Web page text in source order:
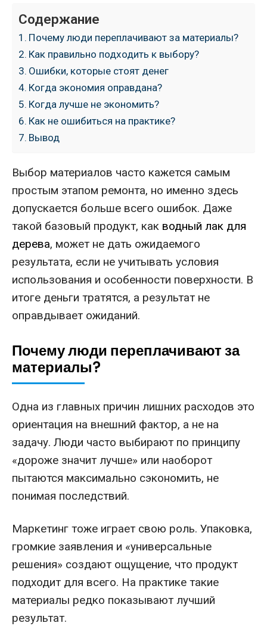
Содержание
Почему люди переплачивают за материалы?
Как правильно подходить к выбору?
Ошибки, которые стоят денег
Когда экономия оправдана?
Когда лучше не экономить?
Как не ошибиться на практике?
Вывод
Выбор материалов часто кажется самым
простым этапом ремонта, но именно здесь
допускается больше всего ошибок. Даже
такой базовый продукт, как водный лак для
дерева, может не дать ожидаемого
результата, если не учитывать условия
использования и особенности поверхности. В
итоге деньги тратятся, а результат не
оправдывает ожиданий.
Почему люди переплачивают за
материалы?
Одна из главных причин лишних расходов это
ориентация на внешний фактор, а не на
задачу. Люди часто выбирают по принципу
«дороже значит лучше» или наоборот
пытаются максимально сэкономить, не
понимая последствий.
Маркетинг тоже играет свою роль. Упаковка,
громкие заявления и «универсальные
решения» создают ощущение, что продукт
подходит для всего. На практике такие
материалы редко показывают лучший
результат.